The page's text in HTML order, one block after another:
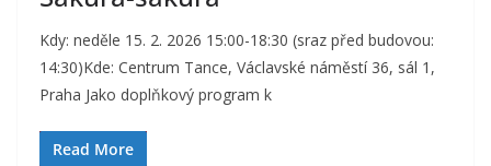
Kdy: neděle 15. 2. 2026 15:00-18:30 (sraz před budovou:
14:30)Kde: Centrum Tance, Václavské náměstí 36, sál 1,
Praha Jako doplňkový program k
Read More